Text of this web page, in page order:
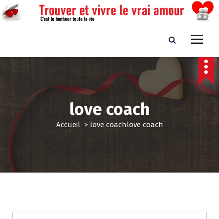
a
Trouver et vivre le vrai amour
love coach
Accueil> love coachlove coach